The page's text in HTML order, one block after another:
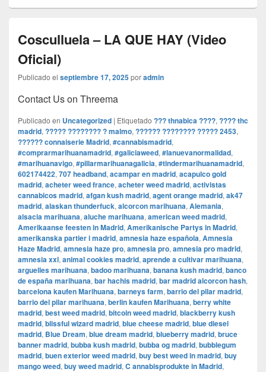
Cosculluela – LA QUE HAY (Video
Oficial)
Publicado el septiembre 17, 2025poradmin
Contact Us on Threema
Publicado en Uncategorized | Etiquetado ??? thnabica ????, ???? thc
madrid, ????? ???????? ? malmo, ?????? ???????? ????? 2453,
?????? connaiserie Madrid, #cannabismadrid,
#comprarmarihuanamadrid, #galiciaweed, #lanuevanormalidad,
#marihuanavigo, #pillarmarihuanagalicia, #tindermarihuanamadrid,
602174422, 707 headband, acampar en madrid, acapulco gold
madrid, acheter weed france, acheter weed madrid, activistas
cannabicos madrid, afgan kush madrid, agent orange madrid, ak47
madrid, alaskan thunderfuck, alcorcon marihuana, Alemania,
alsacia marihuana, aluche marihuana, american weed madrid,
Amerikaanse feesten in Madrid, Amerikanische Partys in Madrid,
amerikanska partier i madrid, amnesia haze española, Amnesia
Haze Madrid, amnesia haze pro, amnesia pro, amnesia pro madrid,
amnesia xxl, animal cookies madrid, aprende a cultivar marihuana,
arguelles marihuana, badoo marihuana, banana kush madrid, banco
de españa marihuana, bar hachis madrid, bar madrid alcorcon hash,
barcelona kaufen Marihuana, barneys farm, barrio del pilar madrid,
barrio del pilar marihuana, berlin kaufen Marihuana, berry white
madrid, best weed madrid, bitcoin weed madrid, blackberry kush
madrid, blissful wizard madrid, blue cheese madrid, blue diesel
madrid, Blue Dream, blue dream madrid, blueberry madrid, bruce
banner madrid, bubba kush madrid, bubba og madrid, bubblegum
madrid, buen exterior weed madrid, buy best weed in madrid, buy
mango weed, buy weed madrid, C annabisprodukte in Madrid,